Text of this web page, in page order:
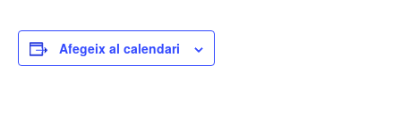
Afegeix al calendari